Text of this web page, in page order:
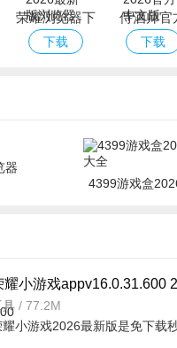
荣耀浏览器下
载
下载
侍酒师官
app
下载
器
4399游戏盒
耀小游戏appv16.0.31.600
具 / 77.2M